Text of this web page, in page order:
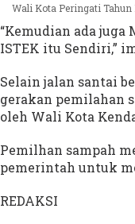
Wali Kota Peringati
“Kemudian ada
ISTEK itu Sendiri,”
Selain jalan santai
gerakan pemilahan
oleh Wali Kota
Pemilhan sampah
pemerintah untuk
REDAKSI